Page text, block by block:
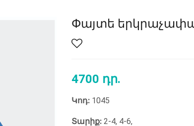
Փայտե
4700 դր.
Կոդ: 1045
Տարիք: 2-4, 4-6,